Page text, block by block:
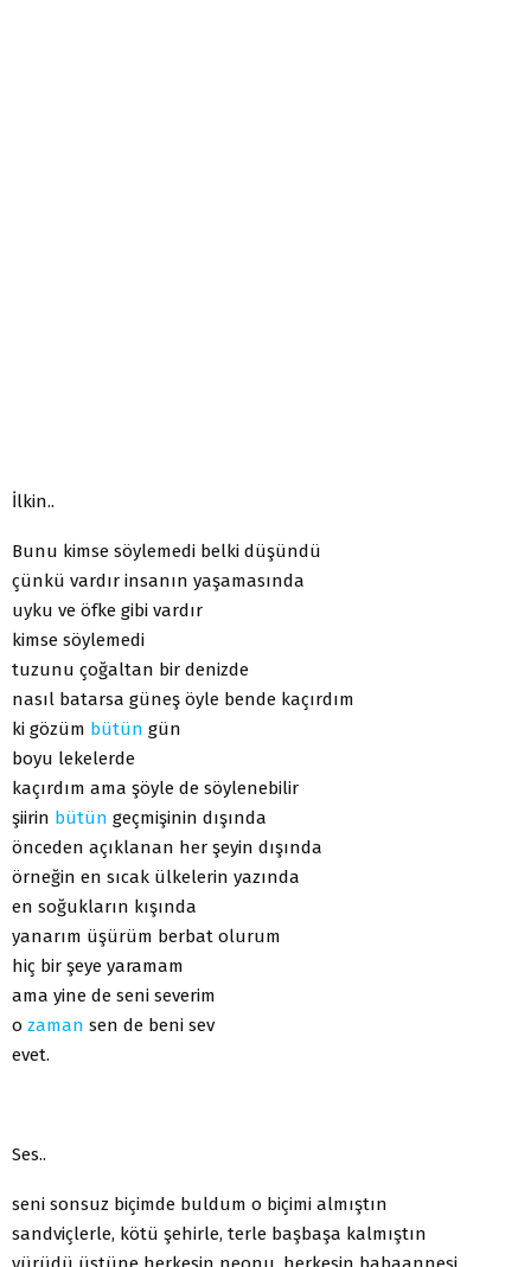
İlkin..
Bunu kimse söylemedi belki düşündü
çünkü vardır insanın yaşamasında
uyku ve öfke gibi vardır
kimse söylemedi
tuzunu çoğaltan bir denizde
nasıl batarsa güneş öyle bende kaçırdım
ki gözüm bütün gün
boyu lekelerde
kaçırdım ama şöyle de söylenebilir
şiirin bütün geçmişinin dışında
önceden açıklanan her şeyin dışında
örneğin en sıcak ülkelerin yazında
en soğukların kışında
yanarım üşürüm berbat olurum
hiç bir şeye yaramam
ama yine de seni severim
o zaman sen de beni sev
evet.
Ses..
seni sonsuz biçimde buldum o biçimi almıştın
sandviçlerle, kötü şehirle, terle başbaşa kalmıştın